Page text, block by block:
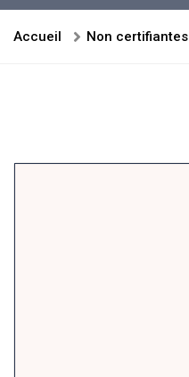
Accueil Non certifiantes